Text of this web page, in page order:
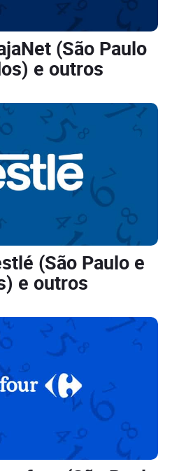
(São Paulo
e outros
(São Paulo e
e outros